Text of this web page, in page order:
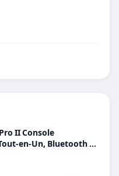
II Console
en-Un, Bluetooth et